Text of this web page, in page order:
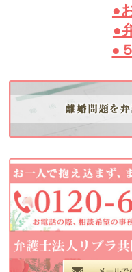
●
●
●